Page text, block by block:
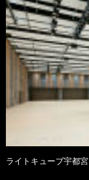
ライトキューブ宇都宮